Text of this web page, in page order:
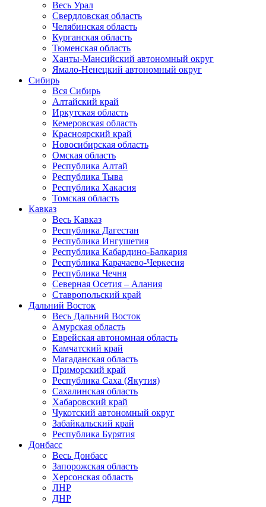
Весь Урал
Свердловская область
Челябинская область
Курганская область
Тюменская область
Ханты-Мансийский автономный округ
Ямало-Ненецкий автономный округ
Сибирь
Вся Сибирь
Алтайский край
Иркутская область
Кемеровская область
Красноярский край
Новосибирская область
Омская область
Республика Алтай
Республика Тыва
Республика Хакасия
Томская область
Кавказ
Весь Кавказ
Республика Дагестан
Республика Ингушетия
Республика Кабардино-Балкария
Республика Карачаево-Черкесия
Республика Чечня
Северная Осетия – Алания
Ставропольский край
Дальний Восток
Весь Дальний Восток
Амурская область
Еврейская автономная область
Камчатский край
Магаданская область
Приморский край
Республика Саха (Якутия)
Сахалинская область
Хабаровский край
Чукотский автономный округ
Забайкальский край
Республика Бурятия
Донбасс
Весь Донбасс
Запорожская область
Херсонская область
ЛНР
ДНР